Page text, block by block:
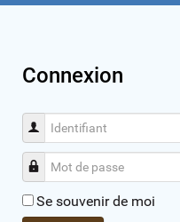
Connexion
Identifiant
Mot de passe
Se souvenir de moi